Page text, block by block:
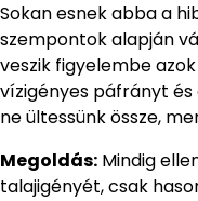
Sokan esnek abba a
szempontok alapján
veszik figyelembe
vízigényes páfrányt
ne ültessünk össze,
Megoldás: Mindig
talajigényét, csak